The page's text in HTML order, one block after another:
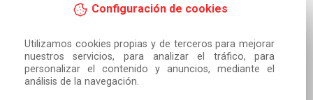
Configuración de cookies
Utilizamos cookies propias y de terceros para mejorar
nuestros servicios, para analizar el tráfico, para
personalizar el contenido y anuncios, mediante el
análisis de la navegación.